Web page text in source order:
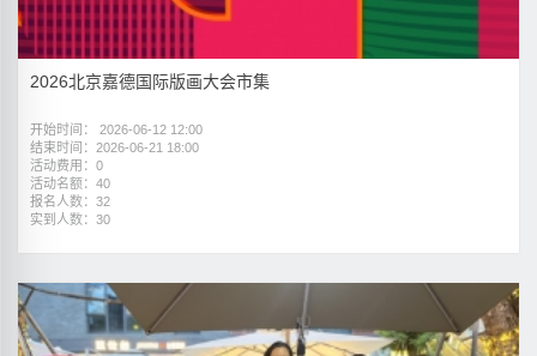
2026北京嘉德国际版画大会市集
开始时间： 2026-06-12 12:00
结束时间：2026-06-21 18:00
活动费用：0
活动名额：40
报名人数：32
实到人数：30